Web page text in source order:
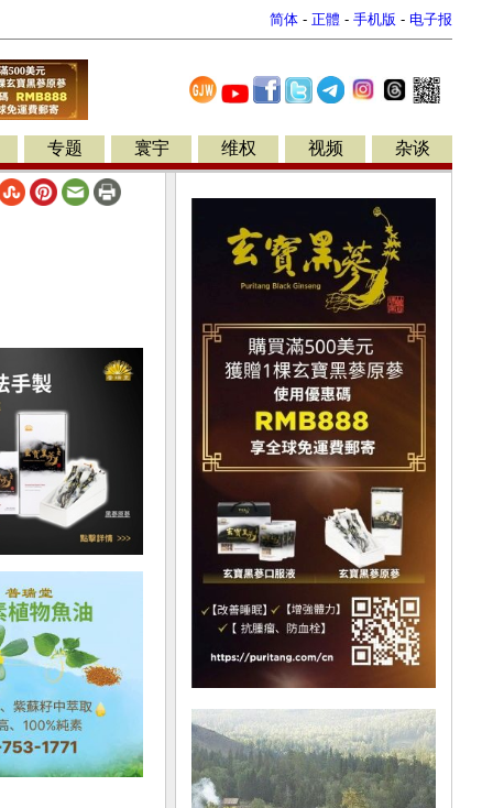
简体 - 正體 - 手机版 - 电子报
专题 寰宇 维权 视频 杂谈